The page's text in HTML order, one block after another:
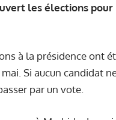
les élections pour
à la présidence ont
Si aucun candidat
par un vote.